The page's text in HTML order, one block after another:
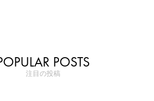
POSTS
注目の投稿